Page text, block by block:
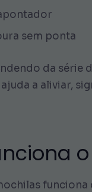
sem ponta
da série
a aliviar,
funciona